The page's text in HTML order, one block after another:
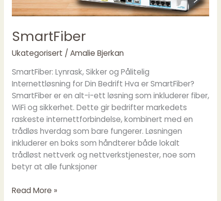
SmartFiber
Ukategorisert / Amalie Bjerkan
SmartFiber: Lynrask, Sikker og Pålitelig
Internettløsning for Din Bedrift Hva er SmartFiber?
SmartFiber er en alt-i-ett løsning som inkluderer fiber,
WiFi og sikkerhet. Dette gir bedrifter markedets
raskeste internettforbindelse, kombinert med en
trådløs hverdag som bare fungerer. Løsningen
inkluderer en boks som håndterer både lokalt
trådløst nettverk og nettverkstjenester, noe som
betyr at alle funksjoner
Read More »